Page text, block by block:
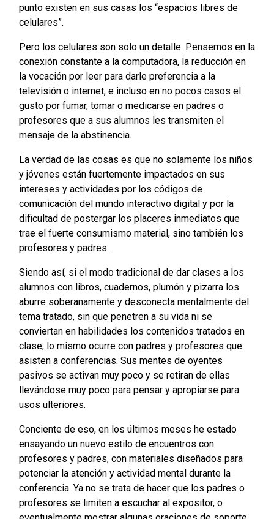
punto existen en sus casas los “espacios libres de
celulares”.
Pero los celulares son solo un detalle. Pensemos en la
conexión constante a la computadora, la reducción en
la vocación por leer para darle preferencia a la
televisión o internet, e incluso en no pocos casos el
gusto por fumar, tomar o medicarse en padres o
profesores que a sus alumnos les transmiten el
mensaje de la abstinencia.
La verdad de las cosas es que no solamente los niños
y jóvenes están fuertemente impactados en sus
intereses y actividades por los códigos de
comunicación del mundo interactivo digital y por la
dificultad de postergar los placeres inmediatos que
trae el fuerte consumismo material, sino también los
profesores y padres.
Siendo así, si el modo tradicional de dar clases a los
alumnos con libros, cuadernos, plumón y pizarra los
aburre soberanamente y desconecta mentalmente del
tema tratado, sin que penetren a su vida ni se
conviertan en habilidades los contenidos tratados en
clase, lo mismo ocurre con padres y profesores que
asisten a conferencias. Sus mentes de oyentes
pasivos se activan muy poco y se retiran de ellas
llevándose muy poco para pensar y apropiarse para
usos ulteriores.
Conciente de eso, en los últimos meses he estado
ensayando un nuevo estilo de encuentros con
profesores y padres, con materiales diseñados para
potenciar la atención y actividad mental durante la
conferencia. Ya no se trata de hacer que los padres o
profesores se limiten a escuchar al expositor, o